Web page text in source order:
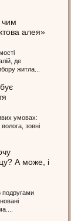
чим
алея»
де
житла...
умовах:
зовні
А може, і
подругами